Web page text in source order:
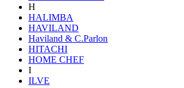
H
HALIMBA
HAVILAND
Haviland & C.Parlon
HITACHI
HOME CHEF
I
ILVE